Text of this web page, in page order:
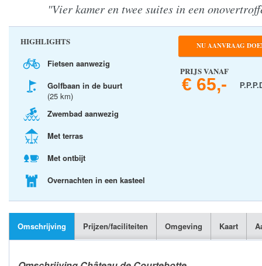
"Vier kamer en twee suites in een
HIGHLIGHTS
Fietsen aanwezig
Golfbaan in de buurt
(25 km)
Zwembad aanwezig
Met terras
Met ontbijt
Overnachten in een kasteel
NU AANVRAAG
PRIJS VANAF
€ 65,-
Omschrijving Prijzen/faciliteiten Omgeving Kaart